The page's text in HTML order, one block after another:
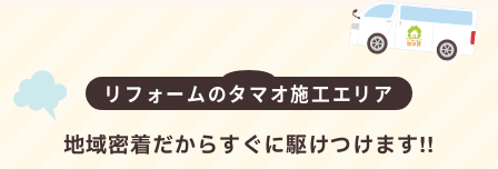
リフォームのタマオ施工エリア
地域密着だからすぐに駆けつけます!!